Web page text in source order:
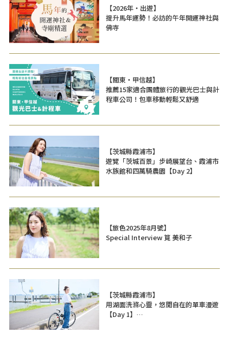
【2026年・出遊】
提升馬年運勢！必訪的午年開運神社與
佛寺
【關東・甲信越】
推薦15家適合團體旅行的觀光巴士與計
程車公司！包車移動輕鬆又舒適
【茨城縣霞浦市】
遊覽「茨城百景」步崎展望台、霞浦市
水族館和四萬騎農園【Day 2】
【旅色2025年8月號】
Special Interview 筧 美和子
【茨城縣霞浦市】
用湖面洗滌心靈，悠閒自在的單車漫遊
【Day 1】